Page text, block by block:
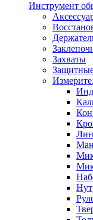
Инструмент
Захваты